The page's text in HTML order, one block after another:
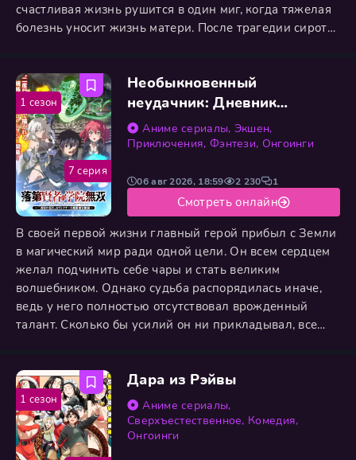
счастливая жизнь рушится в один миг, когда тяжелая
болезнь уносит жизнь матери. После трагедии сироту
про жестоких мачех и уверена, что новые
родственники превратят ее жизнь в кошмар, полный
унижений и
Необыкновенный
неудачник: Дневник
переродившегося колдуна
S-ранга
Аниме сериалы, Экшен,
Приключения, Фэнтези, Онгоинги
В своей первой жизни главный герой прибыл с Земли
в магический мир ради одной цели. Он всем сердцем
желал подчинить себе чары и стать великим
волшебником. Однако судьба распорядилась иначе,
ведь у него полностью отсутствовал врожденный
талант. Сколько бы усилий он ни прикладывал, все
отчаянии, так и не сумев приблизиться к заветной
вершине. Спустя четыреста лет парень снова
перерождается в той же
06 авг 2026, 18:59 2 230 1
Смотреть онлайн
7 серия
1 сезон
Дара из Рэйвы
Аниме сериалы,
Сверхъестественное, Комедия,
Онгоинги
1 сезон